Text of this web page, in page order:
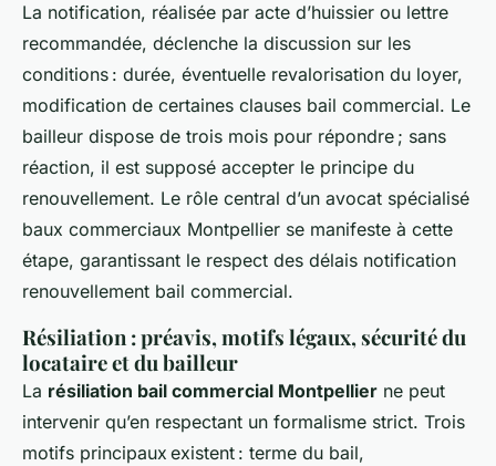
La notification, réalisée par acte d’huissier ou lettre
recommandée, déclenche la discussion sur les
conditions : durée, éventuelle revalorisation du loyer,
modification de certaines clauses bail commercial. Le
bailleur dispose de trois mois pour répondre ; sans
réaction, il est supposé accepter le principe du
renouvellement. Le rôle central d’un avocat spécialisé
baux commerciaux Montpellier se manifeste à cette
étape, garantissant le respect des délais notification
renouvellement bail commercial.
Résiliation : préavis, motifs légaux, sécurité du
locataire et du bailleur
La résiliation bail commercial Montpellier ne peut
intervenir qu’en respectant un formalisme strict. Trois
motifs principaux existent : terme du bail,